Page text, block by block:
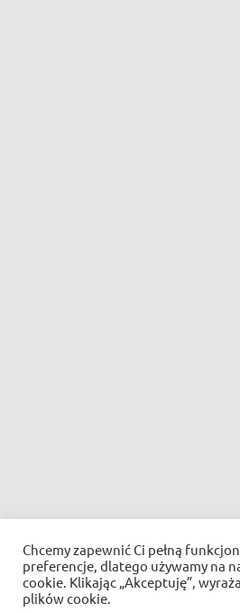
Chcemy zapewnić Ci pełną
preferencje, dlatego używamy na
cookie. Klikając „Akceptuję”,
plików cookie.